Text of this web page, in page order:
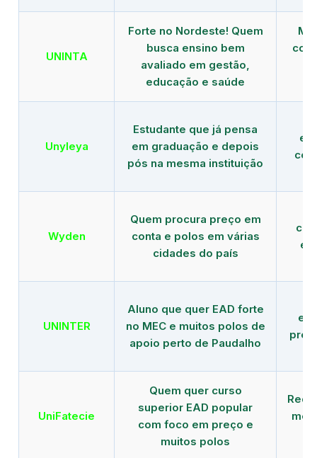
UNINTA
Forte no Nordeste! Quem
busca ensino bem
avaliado em gestão,
educação e saúde
Unyleya
Estudante que já pensa
em graduação e depois
pós na mesma instituição
Wyden
Quem procura preço em
conta e polos em várias
cidades do país
UNINTER
Aluno que quer EAD forte
no MEC e muitos polos de
apoio perto de Paudalho
UniFatecie
Quem quer curso
superior EAD popular
com foco em preço e
muitos polos